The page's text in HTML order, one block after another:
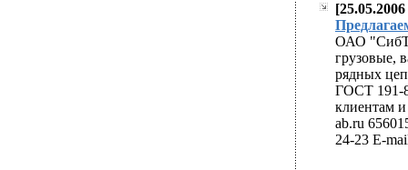
easy approval
generic cialis
ОАО
грузовые,
рядных
ГОСТ 191-
клиентам
ab.ru
24-23 E-